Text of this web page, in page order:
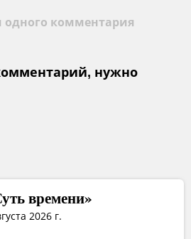
одного комментария
нужно
времени»
2026 г.